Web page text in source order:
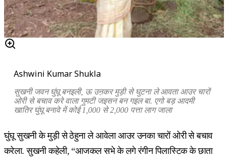
Ashwini Kumar Shukla
सुखनी जवन घुंघू बनइली, ऊ उऩकर मुड़ी से घुटना ले आवता आउर चारों
ओरी से बचाव करे वाला गुमटी जइसन बन गइल बा. एगो बड़ आदमी
खातिर घुंघू बनावे में कोई 1,000 से 2,000 पत्ता लाग जाला
घुंघू सुखनी के मुड़ी से ठेहुना ले आवेला आउर उनका चारों ओरी से बचाव
करेला. सुखनी कहेली, “आजकल सभे के लगे रंगीन पिलास्टिक के छाता